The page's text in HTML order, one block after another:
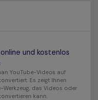
und kostenlos
YouTube-Videos auf
Es zeigt Ihnen
das Videos oder
kann.